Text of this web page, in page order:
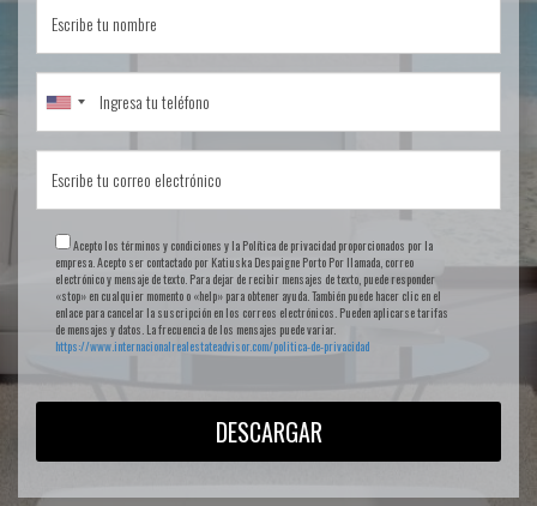
Acepto los términos y condiciones y la Política de privacidad proporcionados por la
empresa. Acepto ser contactado por Katiuska Despaigne Porto Por llamada, correo
electrónico y mensaje de texto. Para dejar de recibir mensajes de texto, puede responder
«stop» en cualquier momento o «help» para obtener ayuda. También puede hacer clic en el
enlace para cancelar la suscripción en los correos electrónicos. Pueden aplicarse tarifas
de mensajes y datos. La frecuencia de los mensajes puede variar.
https://www.internacionalrealestateadvisor.com/politica-de-privacidad
DESCARGAR